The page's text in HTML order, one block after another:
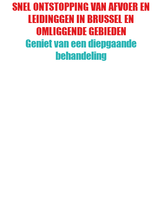
SNEL ONTSTOPPING VAN AFVOER EN
LEIDINGGEN IN BRUSSEL EN
OMLIGGENDE GEBIEDEN
Geniet van een diepgaande
behandeling